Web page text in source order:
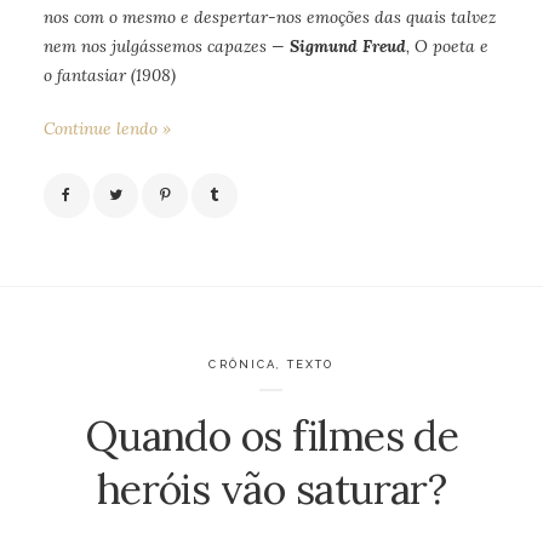
nos com o mesmo e despertar-nos emoções das quais talvez
nem nos julgássemos capazes — Sigmund Freud, O poeta e
o fantasiar (1908)
Continue lendo »
CRÔNICA ,TEXTO
Quando os filmes de
heróis vão saturar?